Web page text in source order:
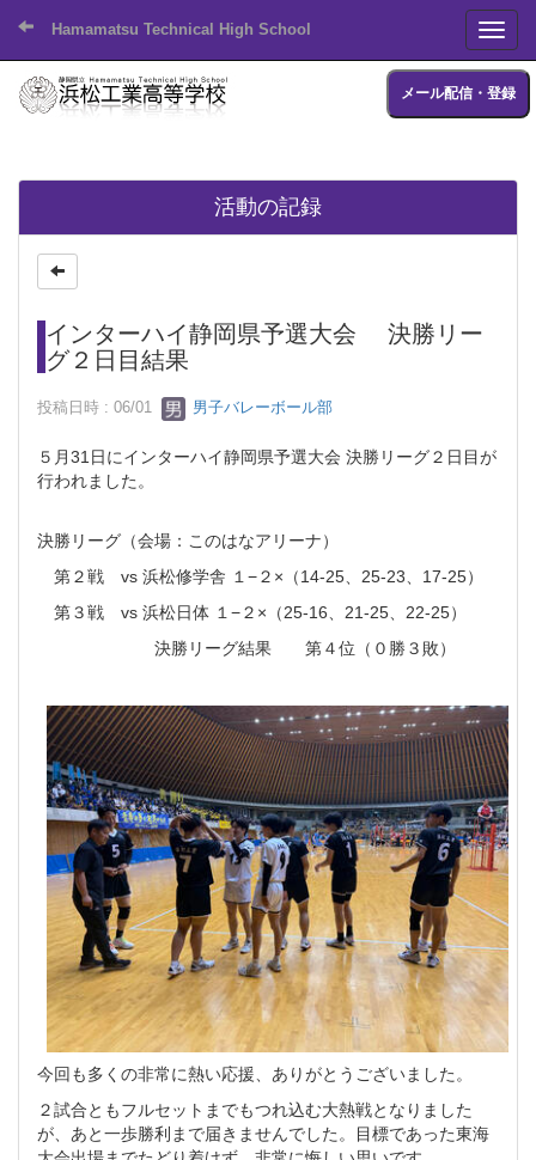
Hamamatsu Technical High School
メール配信・登録
活動の記録
インターハイ静岡県予選大会 決勝リー
グ２日目結果
投稿日時 : 06/01 男子バレーボール部
５月31日にインターハイ静岡県予選大会 決勝リーグ２日目が
行われました。
決勝リーグ（会場：このはなアリーナ）
第２戦 vs 浜松修学舎 １−２×（14-25、25-23、17-25）
第３戦 vs 浜松日体 １−２×（25-16、21-25、22-25）
決勝リーグ結果 第４位（０勝３敗）
今回も多くの非常に熱い応援、ありがとうございました。
２試合ともフルセットまでもつれ込む大熱戦となりました
が、あと一歩勝利まで届きませんでした。目標であった東海